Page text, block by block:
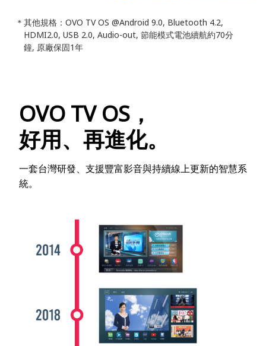
其他規格：OVO TV OS @Android 9.0, Bluetooth 4.2,
HDMI2.0, USB 2.0, Audio-out, 節能模式電池續航約70分
鐘, 原廠保固1年
OVO TV OS，
好用、再進化。
一套台灣研發、支援豐富影音與持續線上更新的智慧系
統。